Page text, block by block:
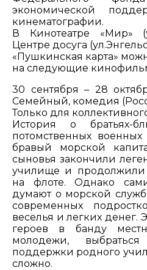
экономической
кинематографии.
В Кинотеатре «Мир»
Центре досуга
«Пушкинская карта»
на следующие
30 сентября – 28
Семейный, комедия
Только для
История о братьях-
потомственных
бравый морской
сыновья закончили
училище и
на флоте. Однако
думают о морской
современных
веселья и легких денег.
героев в банду
молодежи,
поддержки родного
сложно.